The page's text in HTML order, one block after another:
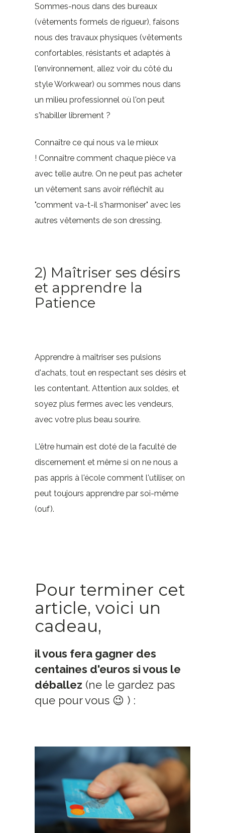
Sommes-nous dans des bureaux
(vêtements formels de rigueur), faisons
nous des travaux physiques (vêtements
confortables, résistants et adaptés à
l'environnement, allez voir du côté du
style Workwear) ou sommes nous dans
un milieu professionnel où l'on peut
s'habiller librement ?
Connaître ce qui nous va le mieux
! Connaître comment chaque pièce va
avec telle autre. On ne peut pas acheter
un vêtement sans avoir réfléchit au
"comment va-t-il s'harmoniser" avec les
autres vêtements de son dressing.
2) Maîtriser ses désirs
et apprendre la
Patience
Apprendre à maîtriser ses pulsions
d'achats, tout en respectant ses désirs et
les contentant. Attention aux soldes, et
soyez plus fermes avec les vendeurs,
avec votre plus beau sourire.
L'être humain est doté de la faculté de
discernement et même si on ne nous a
pas appris à l'école comment l'utiliser, on
peut toujours apprendre par soi-même
(ouf).
Pour terminer cet
article, voici un
cadeau,
il vous fera gagner des
centaines d'euros si vous le
déballez (ne le gardez pas
que pour vous 😉 ) :